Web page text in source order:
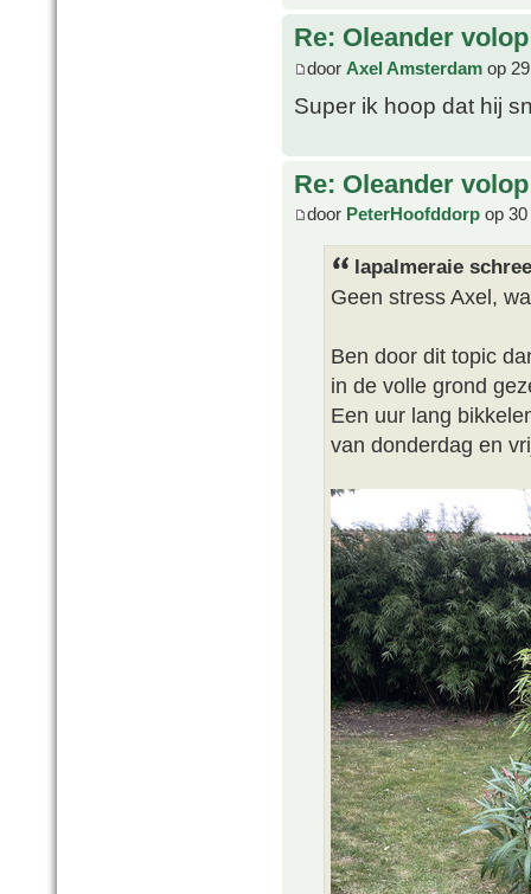
Re: Oleander
door Axel Amsterdam op
Super ik hoop dat hij
Re: Oleander
door PeterHoofddorp op
lapalmeraie
Geen stress Axel,
Ben door dit topic
in de volle grond
Een uur lang
van donderdag en